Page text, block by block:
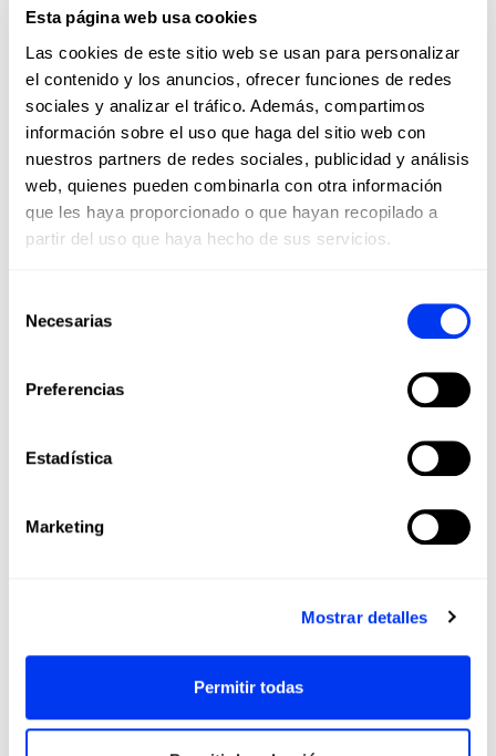
Esta página web usa cookies
Las cookies de este sitio web se usan para personalizar
el contenido y los anuncios, ofrecer funciones de redes
sociales y analizar el tráfico. Además, compartimos
información sobre el uso que haga del sitio web con
nuestros partners de redes sociales, publicidad y análisis
web, quienes pueden combinarla con otra información
que les haya proporcionado o que hayan recopilado a
partir del uso que haya hecho de sus servicios.
Necesarias
Preferencias
Estadística
Marketing
Mostrar detalles
Permitir todas
No usar secadora
• No planchar
• Lavar a máquina con agua fría
Los clientes que adquirieron este producto también
compraron: